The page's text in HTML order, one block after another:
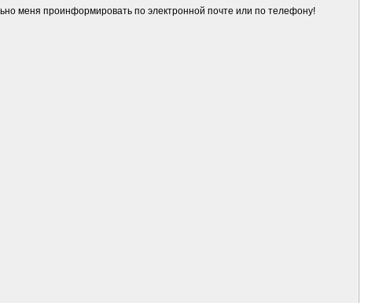
меня проинформировать по электронной почте или по телефону!